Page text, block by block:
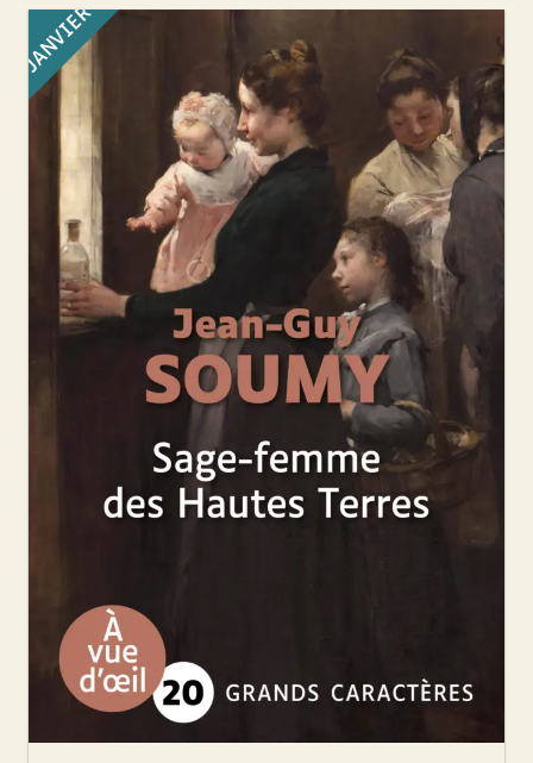
JANVIER